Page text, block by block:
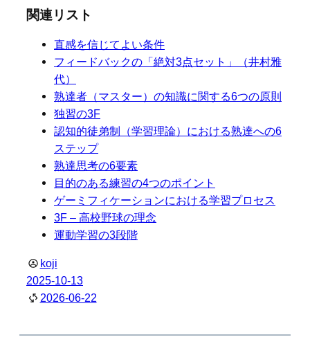
関連リスト
直感を信じてよい条件
フィードバックの「絶対3点セット」（井村雅
代）
熟達者（マスター）の知識に関する6つの原則
独習の3F
認知的徒弟制（学習理論）における熟達への6
ステップ
熟達思考の6要素
目的のある練習の4つのポイント
ゲーミフィケーションにおける学習プロセス
3F – 高校野球の理念
運動学習の3段階
koji
2025-10-13
2026-06-22